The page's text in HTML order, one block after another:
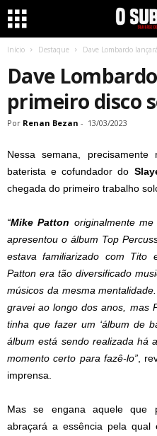
Início Destaque Dave Lombardo
Dave
primeiro disco
Por Renan Bezan - 13/03/2023
Nessa semana,
baterista e cofundador do
chegada do primeiro trabalho
“Mike Patton originalmente
apresentou o álbum Top
estava familiarizado com Tito
Patton era tão diversificado
músicos da mesma
gravei ao longo dos anos, mas
tinha que fazer um ‘álbum de
álbum está sendo realizada há
momento certo para fazê-lo”,
imprensa.
Mas se engana aquele que
abraçará a essência pela qual